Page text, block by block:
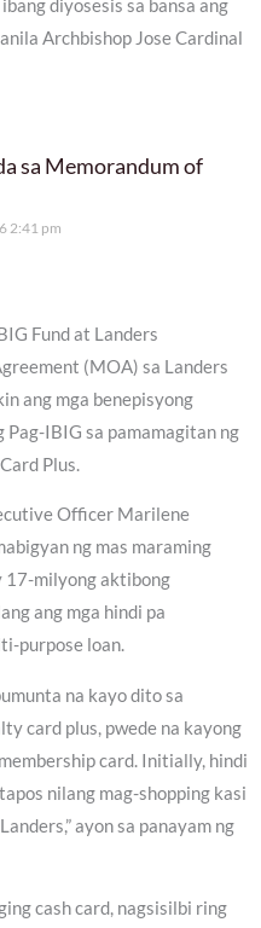
diyosesis sa bansa ang
Archbishop Jose Cardinal
sa Memorandum of
2:41 pm
Fund at Landers
(MOA) sa Landers
ang mga benepisyong
Pag-IBIG sa pamamagitan ng
Plus.
Officer Marilene
ng mas maraming
17-milyong aktibong
ang mga hindi pa
purpose loan.
na kayo dito sa
card plus, pwede na kayong
card. Initially, hindi
nilang mag-shopping kasi
ayon sa panayam ng
cash card, nagsisilbi ring